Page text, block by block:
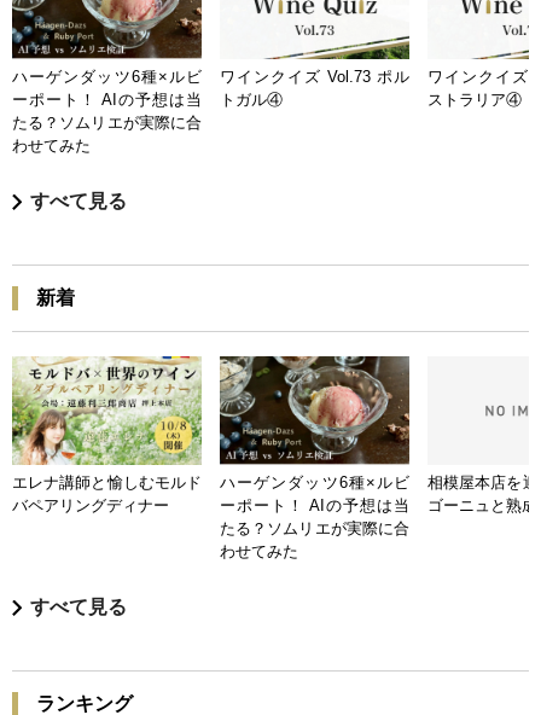
ハーゲンダッツ6種×ルビ
ーポート！ AIの予想は当
たる？ソムリエが実際に合
わせてみた
ワインクイズ Vol.73 ポル
トガル④
ワインクイズ
ストラリア④
すべて見る
新着
エレナ講師と愉しむモルド
バペアリングディナー
ハーゲンダッツ6種×ルビ
ーポート！ AIの予想は当
たる？ソムリエが実際に合
わせてみた
相模屋本店を
ゴーニュと熟
すべて見る
ランキング